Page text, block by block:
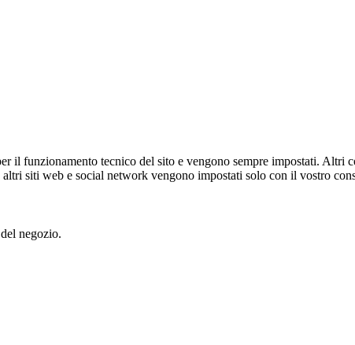
il funzionamento tecnico del sito e vengono sempre impostati.
siti web e social network vengono impostati solo con il vostro
negozio.